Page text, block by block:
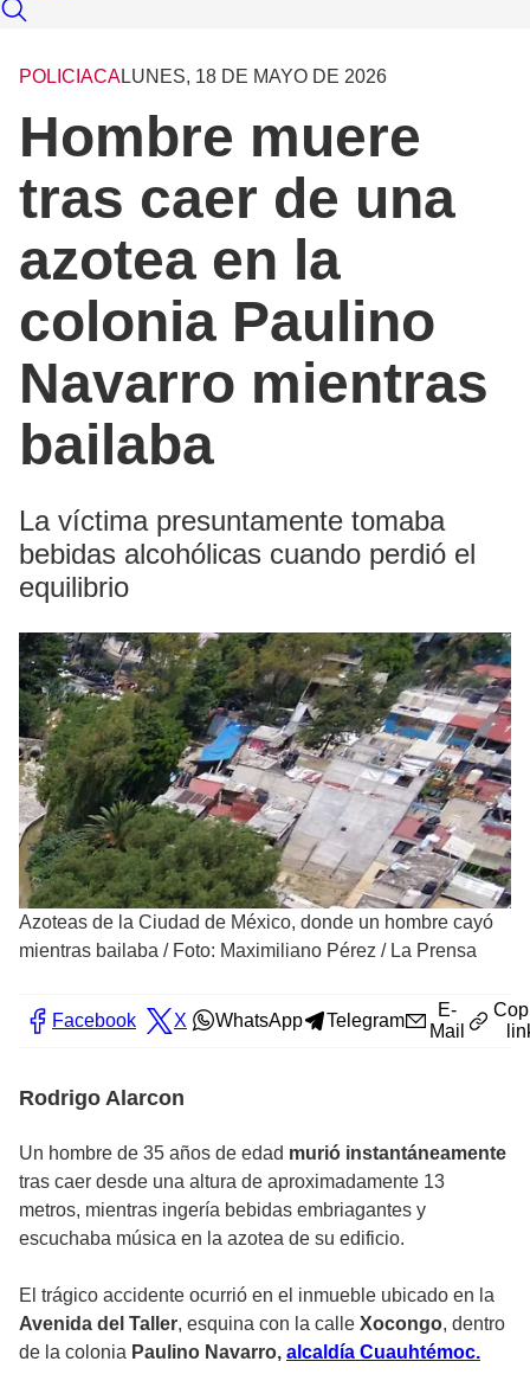
POLICIACALUNES, 18 DE MAYO DE 2026
Hombre muere
tras caer de una
azotea en la
colonia Paulino
Navarro mientras
bailaba
La víctima presuntamente tomaba
bebidas alcohólicas cuando perdió el
equilibrio
Azoteas de la Ciudad de México, donde un hombre cayó
mientras bailaba / Foto: Maximiliano Pérez / La Prensa
Facebook X WhatsApp Telegram
E-
Mail
Rodrigo Alarcon
Un hombre de 35 años de edad murió instantáneamente
tras caer desde una altura de aproximadamente 13
metros, mientras ingería bebidas embriagantes y
escuchaba música en la azotea de su edificio.
El trágico accidente ocurrió en el inmueble ubicado en la
Avenida del Taller, esquina con la calle Xocongo, dentro
de la colonia Paulino Navarro, alcaldía Cuauhtémoc.